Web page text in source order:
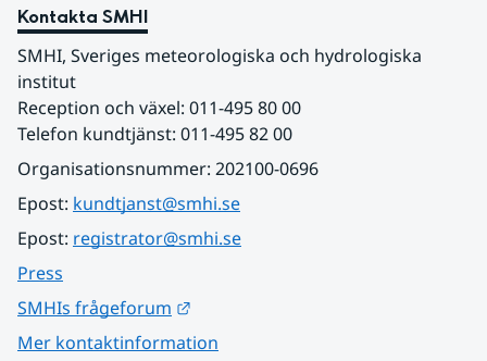
Kontakta SMHI
SMHI, Sveriges meteorologiska och hydrologiska
institut
Reception och växel: 011-495 80 00
Telefon kundtjänst: 011-495 82 00
Organisationsnummer: 202100-0696
Epost: kundtjanst@smhi.se
Epost: registrator@smhi.se
Press
SMHIs frågeforum
Mer kontaktinformation